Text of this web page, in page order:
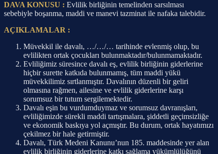
DAVA KONUSU : Evlilik birliğinin temelinden sarsılması
sebebiyle boşanma, maddi ve manevi tazminat ile nafaka talebidir.
AÇIKLAMALAR :
Müvekkil ile davalı, …/…/… tarihinde evlenmiş olup, bu
evlilikten ortak çocukları bulunmaktadır/bulunmamaktadır.
Evliliğimiz süresince davalı eş, evlilik birliğinin giderlerine
hiçbir surette katkıda bulunmamış, tüm maddi yükü
müvekkilimiz sırtlanmıştır. Davalının düzenli bir geliri
olmasına rağmen, ailesine ve evlilik giderlerine karşı
sorumsuz bir tutum sergilemektedir.
Davalı eşin bu vurdumduymaz ve sorumsuz davranışları,
evliliğimizde sürekli maddi tartışmalara, şiddetli geçimsizliğe
ve ekonomik baskıya yol açmıştır. Bu durum, ortak hayatımızı
çekilmez bir hale getirmiştir.
Davalı, Türk Medeni Kanunu’nun 185. maddesinde yer alan
evlilik birliğinin giderlerine katkı sağlama yükümlülüğünü